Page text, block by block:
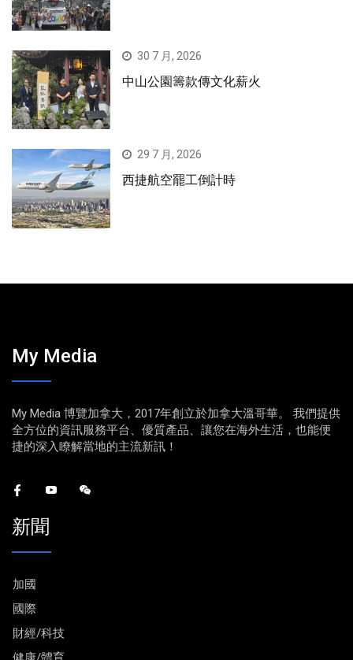
30 7 月, 2026
中山公園籌款傳文化薪火
29 7 月, 2026
西捷航空罷工倒計時
My Media
My Media 博覽加拿大，2017年創立於加拿大溫哥華。 我們提供
全方位的資訊服務平台、優質產品、讓您在海外生活，也能便
捷的深入瞭解當地的主流新訊！
新聞
加國
國際
財經/科技